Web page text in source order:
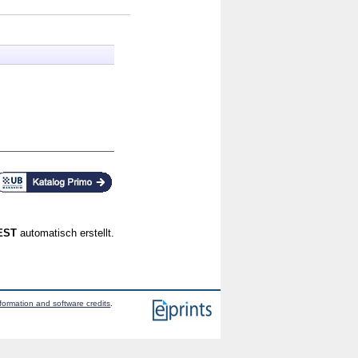
automatisch erstellt.
and software credits